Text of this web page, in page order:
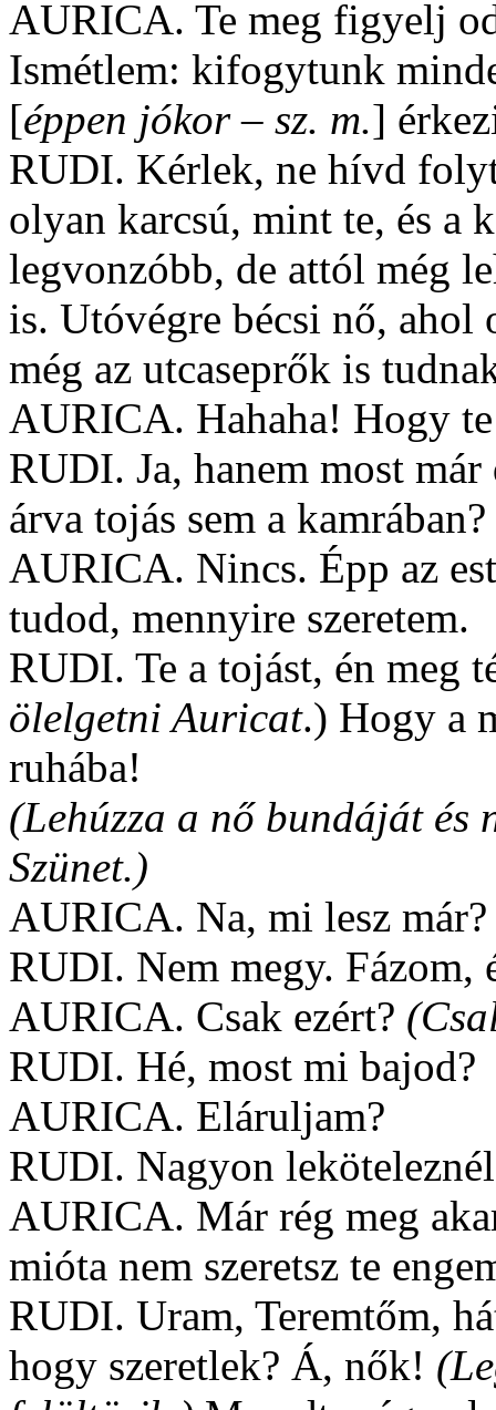
AURICA. Te meg figyelj
Ismétlem: kifogytunk
[éppen jókor – sz. m.]
RUDI. Kérlek, ne hívd
olyan karcsú, mint te, és a
legvonzóbb, de attól még
is. Utóvégre bécsi nő, ahol
még az utcaseprők is
AURICA. Hahaha! Hogy
RUDI. Ja, hanem most
árva tojás sem a kamrában?
AURICA. Nincs. Épp az
tudod, mennyire szeretem.
RUDI. Te a tojást, én meg
ölelgetni Auricat.) Hogy a
ruhába!
(Lehúzza a nő bundáját
Szünet.)
AURICA. Na, mi lesz már?
RUDI. Nem megy. Fázom,
AURICA. Csak ezért?
RUDI. Hé, most mi bajod?
AURICA. Eláruljam?
RUDI. Nagyon
AURICA. Már rég meg
mióta nem szeretsz te
RUDI. Uram, Teremtőm,
hogy szeretlek? Á, nők!